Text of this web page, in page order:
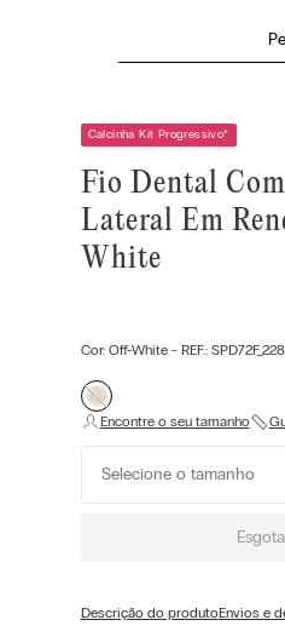
Calcinha Kit Progressivo*
Fio Dental
Lateral Em
White
Cor: Off-White- REF.:
Selecione o tamanho
Descrição do produtoEnvios e